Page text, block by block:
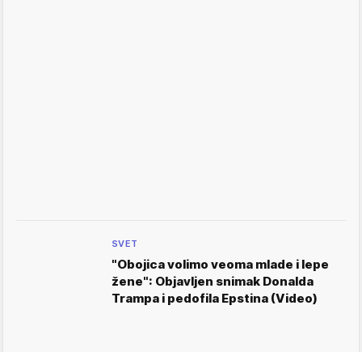
SVET
"Obojica volimo veoma mlade i lepe
žene": Objavljen snimak Donalda
Trampa i pedofila Epstina (Video)